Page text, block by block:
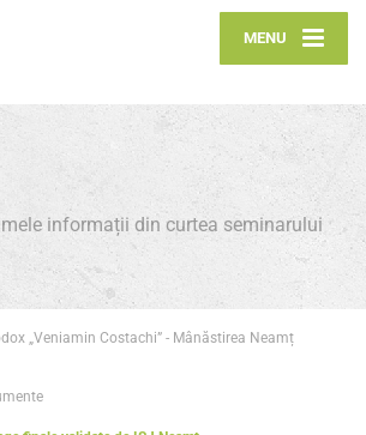
MENU
informații din curtea seminarului
„Veniamin Costachi” - Mânăstirea Neamț